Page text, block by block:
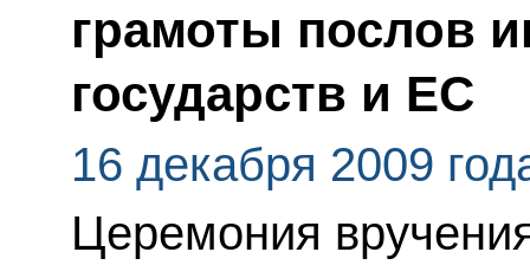
грамоты послов
государств и ЕС
16 декабря 2009
Церемония